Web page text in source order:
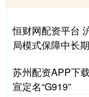
恒财网配资平台
局模式保障中长
苏州配资APP下
宣定名“G919”